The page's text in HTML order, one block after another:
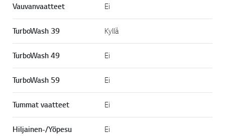
Vauvanvaatteet Ei
TurboWash 39 Kyllä
TurboWash 49 Ei
TurboWash 59 Ei
Tummat vaatteet Ei
Hiljainen-/Yöpesu Ei